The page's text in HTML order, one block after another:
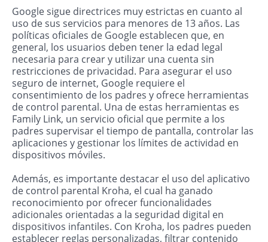
Google sigue directrices muy estrictas en cuanto al
uso de sus servicios para menores de 13 años. Las
políticas oficiales de Google establecen que, en
general, los usuarios deben tener la edad legal
necesaria para crear y utilizar una cuenta sin
restricciones de privacidad. Para asegurar el uso
seguro de internet, Google requiere el
consentimiento de los padres y ofrece herramientas
de control parental. Una de estas herramientas es
Family Link, un servicio oficial que permite a los
padres supervisar el tiempo de pantalla, controlar las
aplicaciones y gestionar los límites de actividad en
dispositivos móviles.
Además, es importante destacar el uso del aplicativo
de control parental Kroha, el cual ha ganado
reconocimiento por ofrecer funcionalidades
adicionales orientadas a la seguridad digital en
dispositivos infantiles. Con Kroha, los padres pueden
establecer reglas personalizadas, filtrar contenido